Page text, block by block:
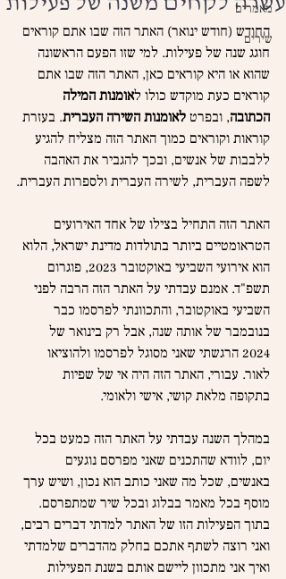
מאמרים
שירים
החודש (חודש ינואר) האתר הזה שבו אתם קוראים
חוגג שנה של פעילות. למי שזו הפעם הראשונה
שהוא או היא קוראים כאן, האתר הזה שבו אתם
קוראים כעת מוקדש כולו לאומנות המילה
הכתובה, ובפרט לאומנות השירה העברית. בעזרת
קוראות וקוראים כמוך האתר הזה מצליח להגיע
ללבבות של אנשים, ובכך להגביר את האהבה
לשפה העברית, לשירה העברית ולספרות העברית.
האתר הזה התחיל בצילו של אחד האירועים
הטראומטיים ביותר בתולדות מדינת ישראל, הלוא
הוא אירועי השביעי באוקטובר 2023, פוגרום
תשפ"ד. אמנם עבדתי על האתר הזה הרבה לפני
השביעי באוקטובר, והתכוונתי לפרסמו כבר
בנובמבר של אותה שנה, אבל רק בינואר של
2024 הרגשתי שאני מסוגל לפרסמו ולהוציאו
לאור. עבורי, האתר הזה היה אי של שפיות
בתקופה מלאת קושי, אישי ולאומי.
במהלך השנה עבדתי על האתר הזה כמעט בכל
יום, לוודא שהתכנים שאני מפרסם נוגעים
באנשים, שכל מה שאני כותב הוא נכון, ושיש ערך
מוסף בכל מאמר בבלוג ובכל שיר שמתפרסם.
בתוך הפעילות הזו של האתר למדתי דברים רבים,
ואני רוצה לשתף אתכם בחלק מהדברים שלמדתי
ואיך אני מתכוון ליישם אותם בשנת הפעילות